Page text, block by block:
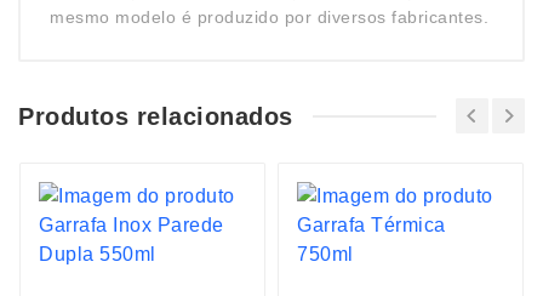
mesmo modelo é produzido por diversos fabricantes.
Produtos relacionados